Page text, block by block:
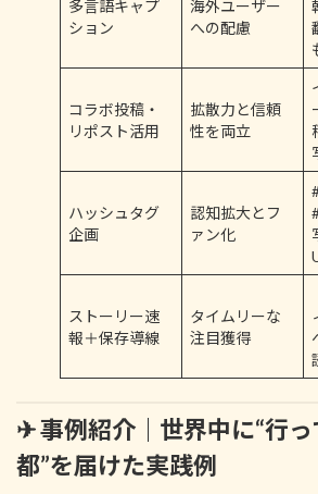
多言語キャプ
ション
海外ユーザー
への配慮
コラボ投稿・
リポスト活用
拡散力と信頼
性を両立
ハッシュタグ
企画
認知拡大とフ
ァン化
ストーリー速
報＋保存導線
タイムリーな
注目獲得
✈ 事例紹介｜世界中に“行
都”を届けた実践例